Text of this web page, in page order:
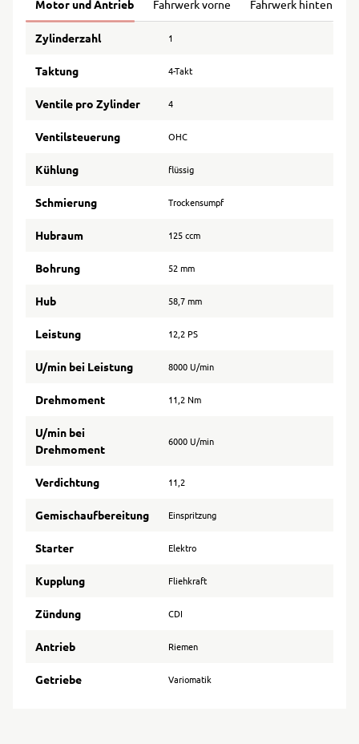
Motor und Antrieb Fahrwerk vorne Fahrwerk hinten
Zylinderzahl 1
Taktung 4-Takt
Ventile pro Zylinder 4
Ventilsteuerung OHC
Kühlung flüssig
Schmierung Trockensumpf
Hubraum 125 ccm
Bohrung 52 mm
Hub 58,7 mm
Leistung 12,2 PS
U/min bei Leistung 8000 U/min
Drehmoment 11,2 Nm
U/min bei
Drehmoment
6000 U/min
Verdichtung 11,2
Gemischaufbereitung Einspritzung
Starter Elektro
Kupplung Fliehkraft
Zündung CDI
Antrieb Riemen
Getriebe Variomatik